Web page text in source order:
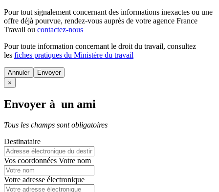
Pour tout signalement concernant des informations inexactes ou une
offre déjà pourvue, rendez-vous auprès de votre agence France
Travail ou contactez-nous
Pour toute information concernant le droit du travail, consultez
les fiches pratiques du Ministère du travail
Annuler
×
Envoyer à un ami
Tous les champs sont obligatoires
Destinataire
Vos coordonnées Votre nom
Votre adresse électronique